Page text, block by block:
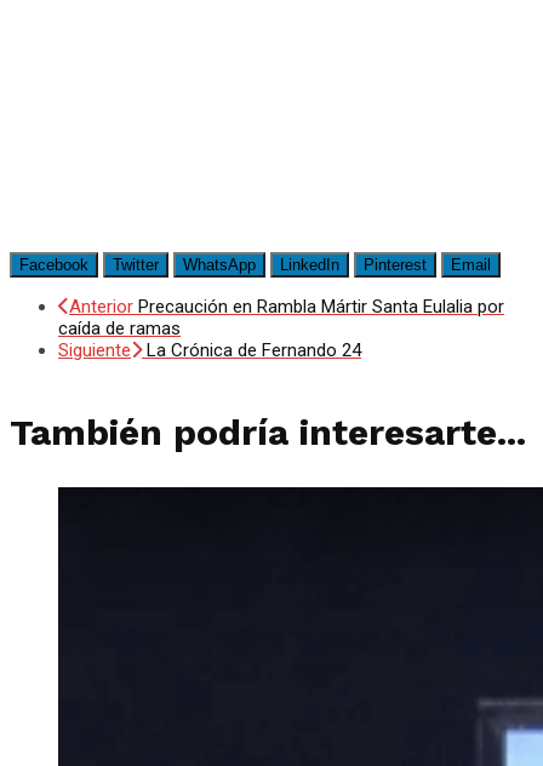
Facebook Twitter WhatsApp LinkedIn Pinterest Email
Anterior Precaución en Rambla Mártir Santa Eulalia por
caída de ramas
Siguiente
La Crónica de Fernando 24
También podría interesarte...